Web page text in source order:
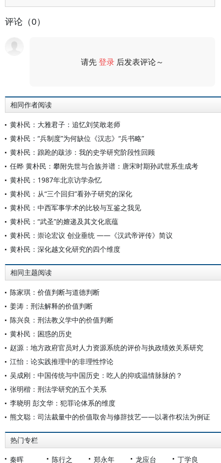
评论（0）
请先登录 后发表评论～
相同作者阅读
黄朴民：大雅君子：追忆刘笑敢老师
黄朴民：“兵制度”为何缺位《汉志》“兵书略”
黄朴民：踉跄的跋涉：我的史学研究阶段性回顾
任晔 黄朴民：攀附先世与合族并谱：唐宋时期孙武世系生成考
黄朴民：1987年北京访学杂忆
黄朴民：从“三个回归”看孙子研究的深化
黄朴民：中西军事学术的比较与互鉴之我见
黄朴民：“武圣”的嬗递及其文化底蕴
黄朴民：崇论宏议 创业垂统 ——《汉武帝评传》简议
黄朴民：深化越文化研究的四个维度
相同主题阅读
陈家琪：价值判断与道德判断
姜涛：刑法解释的价值判断
陈兴良：刑法教义学中的价值判断
黄朴民：困惑的历史
赵源：地方政府官员对人力资源系统的评价与执政绩效关系研究
江怡：论实践推理中的非理性悖论
吴成刚：中国传统与中国历史：吃人的抑或温情脉脉的？
张明楷：刑法学研究的五个关系
李晓明 彭文华：犯罪论体系的维度
熊文聪：司法裁量中的价值取舍与修辞技艺——以著作权法为例证
热门专栏
秦晖 陈行之 郑永年 龙应台 丁学良